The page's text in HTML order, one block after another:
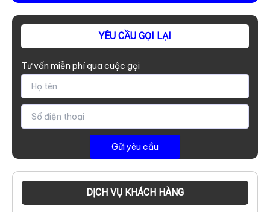
YÊU CẦU GỌI LẠI
Tư vấn miễn phí qua cuộc gọi
DỊCH VỤ KHÁCH HÀNG